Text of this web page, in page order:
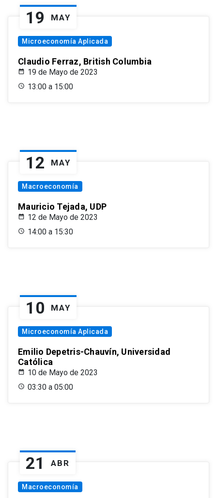
19 MAY
Microeconomía Aplicada
Claudio Ferraz, British Columbia
19 de Mayo de 2023
13:00 a 15:00
12 MAY
Macroeconomía
Mauricio Tejada, UDP
12 de Mayo de 2023
14:00 a 15:30
10 MAY
Microeconomía Aplicada
Emilio Depetris-Chauvín, Universidad
Católica
10 de Mayo de 2023
03:30 a 05:00
21 ABR
Macroeconomía